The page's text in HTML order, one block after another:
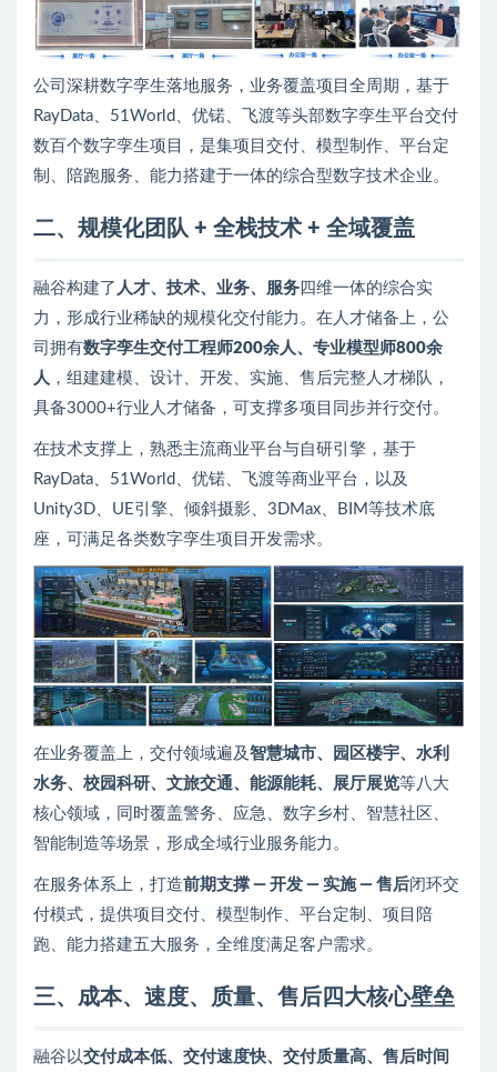
公司深耕数字孪生落地服务，业务覆盖项目全周期，基于
RayData、51World、优锘、飞渡等头部数字孪生平台交付
数百个数字孪生项目，是集项目交付、模型制作、平台定
制、陪跑服务、能力搭建于一体的综合型数字技术企业。
二、规模化团队 + 全栈技术 + 全域覆盖
融谷构建了 人才、技术、业务、服务 四维一体的综合实
力，形成行业稀缺的规模化交付能力。在人才储备上，公
司拥有数字孪生交付工程师200余人、专业模型师800余
人 ，组建建模、设计、开发、实施、售后完整人才梯队，
具备3000+行业人才储备，可支撑多项目同步并行交付。
在技术支撑上，熟悉主流商业平台与自研引擎，基于
RayData、51World、优锘、飞渡等商业平台，以及
Unity3D、UE引擎、倾斜摄影、3DMax、BIM等技术底
座，可满足各类数字孪生项目开发需求。
在业务覆盖上，交付领域遍及 智慧城市、园区楼宇、水利
水务、校园科研、文旅交通、能源能耗、展厅展览等八大
核心领域，同时覆盖警务、应急、数字乡村、智慧社区、
智能制造等场景，形成全域行业服务能力。
在服务体系上，打造前期支撑 — 开发 — 实施 — 售后闭环交
付模式，提供项目交付、模型制作、平台定制、项目陪
跑、能力搭建五大服务，全维度满足客户需求。
三、成本、速度、质量、售后四大核心壁垒
融谷以交付成本低、交付速度快、交付质量高、售后时间